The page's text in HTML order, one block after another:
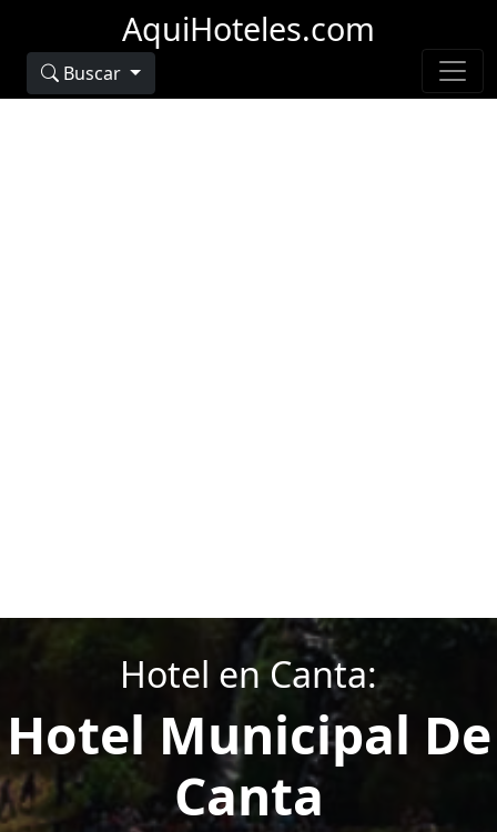
AquiHoteles.com
Buscar
Hotel en Canta:
Hotel Municipal De
Canta